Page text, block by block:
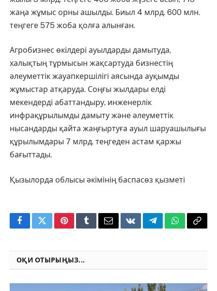
жаңа жұмыс орны ашылды. Биыл 4 млрд. 600 млн.
теңгеге 575 жоба қолға алынған.
Агробизнес өкілдері ауылдарды дамытуда,
халықтың тұрмысын жақсартуда бизнестің
әлеуметтік жауапкершілігі аясында ауқымды
жұмыстар атқаруда. Соңғы жылдары елді
мекендерді абаттандыру, инженерлік
инфрақұрылымды дамыту және әлеуметтік
нысандарды қайта жаңғыртуға ауыл шаруашылығы
құрылымдары 7 млрд. теңгеден астам қаржы
бағыттады.
Қызылорда облысы әкімінің баспасөз қызметі
FacebookTwitterPinterestTumblrEmailVKontakteTelegramWhatsApp
Copy
ОҚИ ОТЫРЫҢЫЗ...